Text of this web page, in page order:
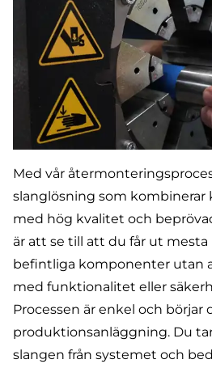
Med vår
slanglösning som
med hög kvalitet och
är att se till att du får ut mesta
befintliga komponenter utan
med funktionalitet eller
Processen är enkel och börjar
produktionsanläggning. Du
slangen från systemet och